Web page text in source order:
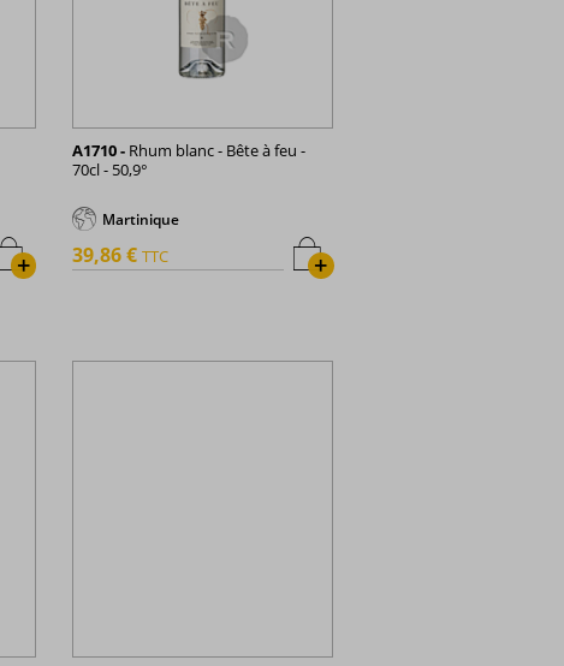
+
A1710 -Rhum blanc - Bête à feu -
70cl - 50,9°
Martinique
+
39,86 € TTC